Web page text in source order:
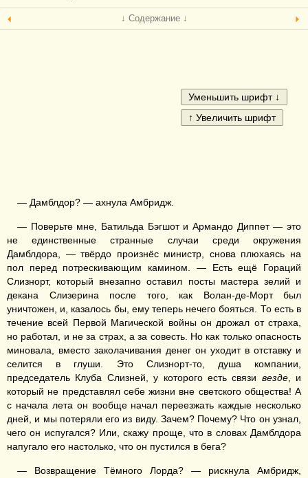
↓ Содержание ↓
— Дамблдор? — ахнула Амбридж.
— Поверьте мне, Батильда Бэгшот и Армандо Диппет — это
не единственные странные случаи среди окружения
Дамблдора, — твёрдо произнёс министр, снова плюхаясь на
пол перед потрескивающим камином. — Есть ещё Гораций
Слизнорт, который внезапно оставил посты мастера зелий и
декана Слизерина после того, как Волан-де-Морт был
уничтожен, и, казалось бы, ему теперь нечего бояться. То есть в
течение всей Первой Магической войны он дрожал от страха,
но работал, и не за страх, а за совесть. Но как только опасность
миновала, вместо заколачивания денег он уходит в отставку и
селится в глуши. Это Слизнорт-то, душа компании,
председатель Клуба Слизней, у которого есть связи везде, и
который не представлял себе жизни вне светского общества! А
с начала лета он вообще начал переезжать каждые несколько
дней, и мы потеряли его из виду. Зачем? Почему? Что он узнал,
чего он испугался? Или, скажу проще, что в словах Дамблдора
напугало его настолько, что он пустился в бега?
— Возвращение Тёмного Лорда? — рискнула Амбридж,